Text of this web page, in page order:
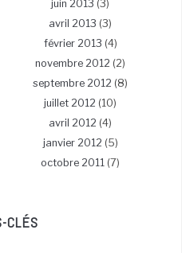
juin 2013 (3)
avril 2013 (3)
février 2013 (4)
novembre 2012 (2)
septembre 2012 (8)
juillet 2012 (10)
avril 2012 (4)
janvier 2012 (5)
octobre 2011 (7)
CLÉS